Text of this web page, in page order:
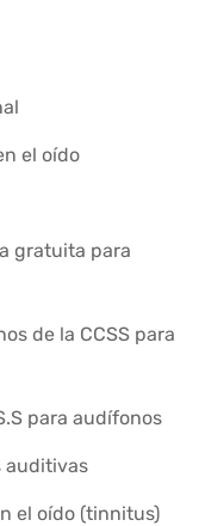
el oído
gratuita para
de la CCSS para
para audífonos
auditivas
el oído (tinnitus)